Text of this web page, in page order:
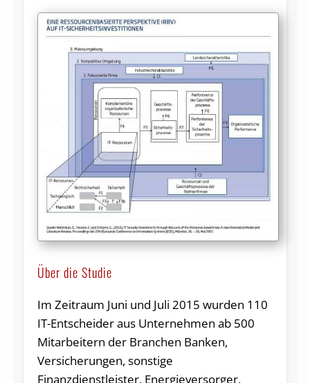
Über die Studie
Im Zeitraum Juni und Juli 2015 wurden 110
IT-Entscheider aus Unternehmen ab 500
Mitarbeitern der Branchen Banken,
Versicherungen, sonstige
Finanzdienstleister, Energieversorger,